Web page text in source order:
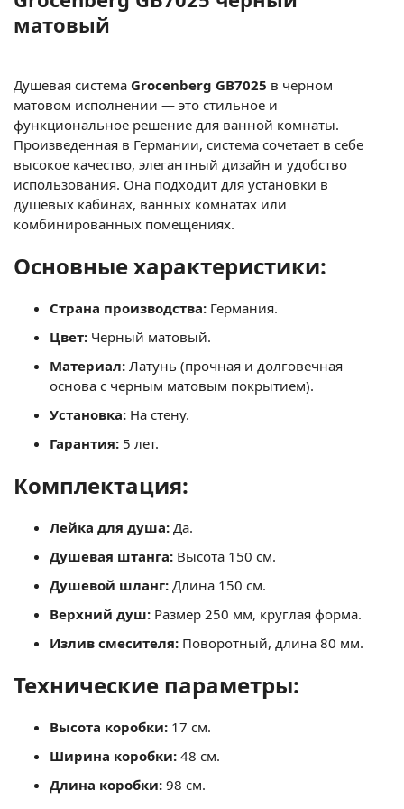
матовый
Душевая система Grocenberg GB7025 в черном
матовом исполнении — это стильное и
функциональное решение для ванной комнаты.
Произведенная в Германии, система сочетает в себе
высокое качество, элегантный дизайн и удобство
использования. Она подходит для установки в
душевых кабинах, ванных комнатах или
комбинированных помещениях.
Основные характеристики:
Страна производства: Германия.
Цвет: Черный матовый.
Материал: Латунь (прочная и долговечная
основа с черным матовым покрытием).
Установка: На стену.
Гарантия: 5 лет.
Комплектация:
Лейка для душа: Да.
Душевая штанга: Высота 150 см.
Душевой шланг: Длина 150 см.
Верхний душ: Размер 250 мм, круглая форма.
Излив смесителя: Поворотный, длина 80 мм.
Технические параметры:
Высота коробки: 17 см.
Ширина коробки: 48 см.
Длина коробки: 98 см.